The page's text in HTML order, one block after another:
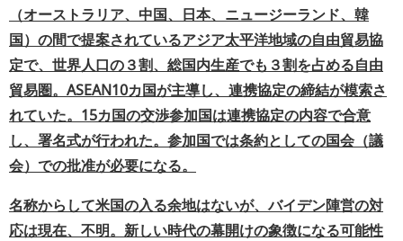
（オーストラリア、中国、日本、ニュージーランド、韓
国）の間で提案されているアジア太平洋地域の自由貿易協
定で、世界人口の３割、総国内生産でも３割を占める自由
貿易圏。ASEAN10カ国が主導し、連携協定の締結が模索さ
れていた。15カ国の交渉参加国は連携協定の内容で合意
し、署名式が行われた。参加国では条約としての国会（議
会）での批准が必要になる。
名称からして米国の入る余地はないが、バイデン陣営の対
応は現在、不明。新しい時代の幕開けの象徴になる可能性